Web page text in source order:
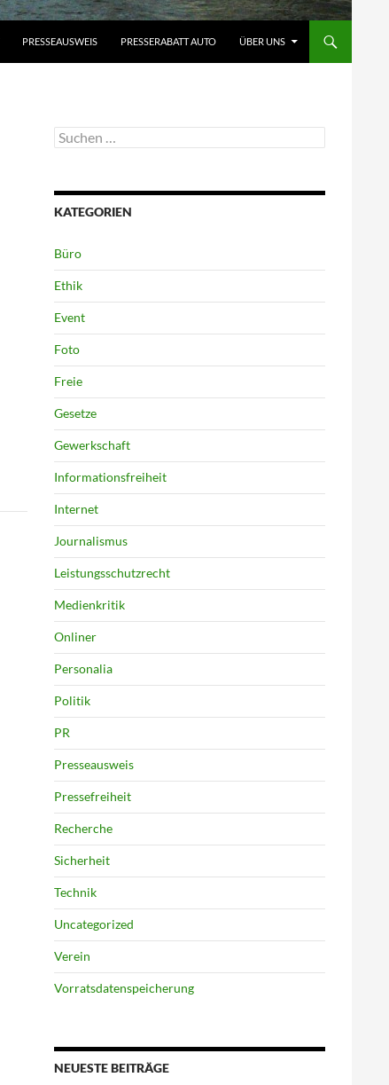
PRESSEAUSWEIS PRESSERABATT AUTO ÜBER UNS
Suchen
nach:
KATEGORIEN
Büro
Ethik
Event
Foto
Freie
Gesetze
Gewerkschaft
Informationsfreiheit
Internet
Journalismus
Leistungsschutzrecht
Medienkritik
Onliner
Personalia
Politik
PR
Presseausweis
Pressefreiheit
Recherche
Sicherheit
Technik
Uncategorized
Verein
Vorratsdatenspeicherung
NEUESTE BEITRÄGE